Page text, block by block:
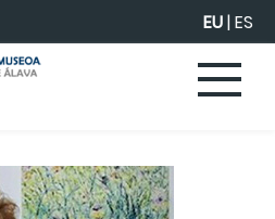
EU|ES